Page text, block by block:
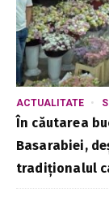
ACTUALITATE
În căutarea
Basarabiei,
tradiționalul